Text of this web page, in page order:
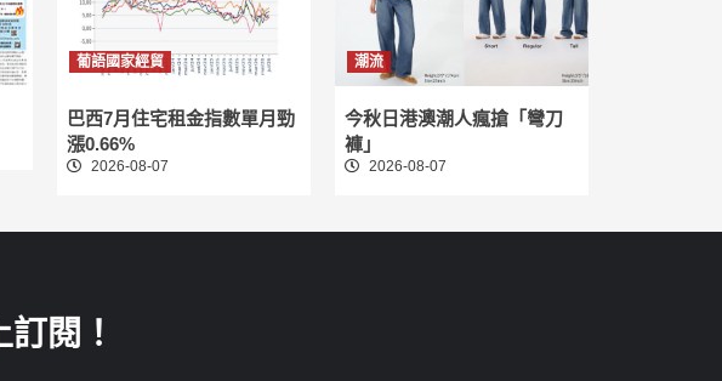
葡語國家經貿
巴西7月住宅租金指數單月勁
漲0.66%
2026-08-07
潮流
今秋日港澳潮人瘋搶「彎刀
褲」
2026-08-07
閱！